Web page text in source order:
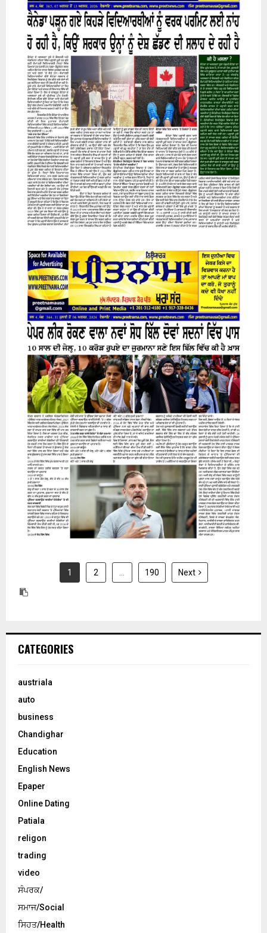
07 August 2026
31 July 2026
1 2 … 190 Next
CATEGORIES
austriala
auto
business
Chandighar
Education
English News
Epaper
Online Dating
Patiala
religon
trading
video
ਸੰਪਰਕ/
ਸਮਾਜ/Social
ਸਿਹਤ/Health